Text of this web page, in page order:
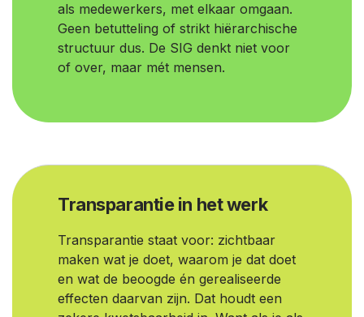
als medewerkers, met elkaar omgaan.
Geen betutteling of strikt hiërarchische
structuur dus. De SIG denkt niet voor
of over, maar mét mensen.
Transparantie in het werk
Transparantie staat voor: zichtbaar
maken wat je doet, waarom je dat doet
en wat de beoogde én gerealiseerde
effecten daarvan zijn. Dat houdt een